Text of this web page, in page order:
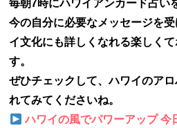
毎朝7時にハワイアンカード占い
今の自分に必要なメッセージを
イ文化にも詳しくなれる楽しく
す。
ぜひチェックして、ハワイのア
れてみてくださいね。
ハワイの風でパワーアップ 今